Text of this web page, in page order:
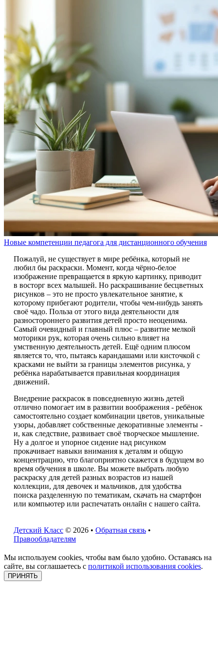
Новые компетенции педагога для дистанционного обучения
Пожалуй, не существует в мире ребёнка, который не
любил бы раскраски. Момент, когда чёрно-белое
изображение превращается в яркую картинку, приводит
в восторг всех малышей. Но раскрашивание бесцветных
рисунков – это не просто увлекательное занятие, к
которому прибегают родители, чтобы чем-нибудь занять
своё чадо. Польза от этого вида деятельности для
разностороннего развития детей просто неоценима.
Самый очевидный и главный плюс – развитие мелкой
моторики рук, которая очень сильно влияет на
умственную деятельность детей. Ещё одним плюсом
является то, что, пытаясь карандашами или кисточкой с
красками не выйти за границы элементов рисунка, у
ребёнка нарабатывается правильная координация
движений.
Внедрение раскрасок в повседневную жизнь детей
отлично помогает им в развитии воображения - ребёнок
самостоятельно создает комбинации цветов, уникальные
узоры, добавляет собственные декоративные элементы -
и, как следствие, развивает своё творческое мышление.
Ну а долгое и упорное сидение над рисунком
прокачивает навыки внимания к деталям и общую
концентрацию, что благоприятно скажется в будущем во
время обучения в школе. Вы можете выбрать любую
раскраску для детей разных возрастов из нашей
коллекции, для девочек и мальчиков, для удобства
поиска разделенную по тематикам, скачать на смартфон
или компьютер или распечатать онлайн с нашего сайта.
Детский Класс © 2026 • Обратная связь •
Правообладателям
Мы используем cookies, чтобы вам было удобно. Оставаясь на
сайте, вы соглашаетесь с политикой использования cookies.
ПРИНЯТЬ